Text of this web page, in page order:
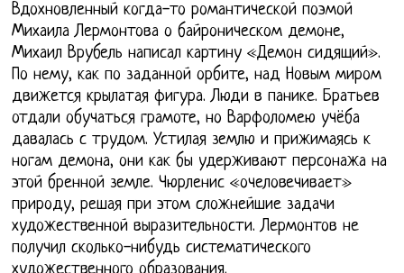
Вдохновленный когда-то романтической поэмой
Михаила Лермонтова о байроническом демоне,
Михаил Врубель написал картину «Демон сидящий».
По нему, как по заданной орбите, над Новым миром
движется крылатая фигура. Люди в панике. Братьев
отдали обучаться грамоте, но Варфоломею учёба
давалась с трудом. Устилая землю и прижимаясь к
ногам демона, они как бы удерживают персонажа на
этой бренной земле. Чюрленис «очеловечивает»
природу, решая при этом сложнейшие задачи
художественной выразительности. Лермонтов не
получил сколько-нибудь систематического